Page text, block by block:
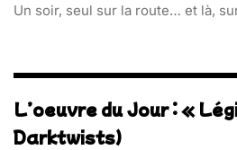
Un soir, seul sur la route… et là,
L’oeuvre du Jour : «
Darktwists)